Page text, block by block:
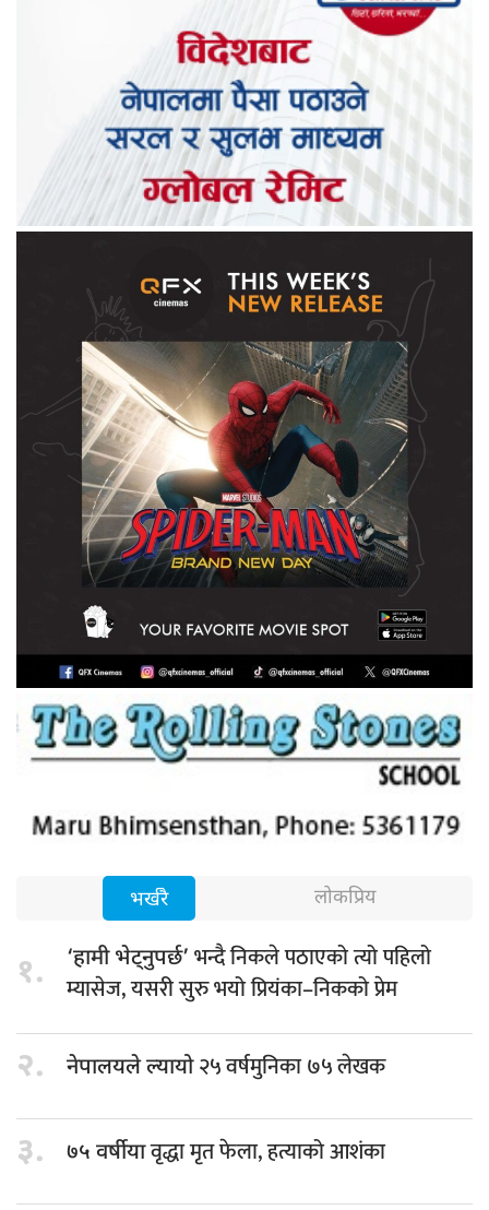
भर्खरै लोकप्रिय
१. ‘हामी भेट्नुपर्छ’ भन्दै निकले पठाएको त्यो पहिलो
म्यासेज, यसरी सुरु भयो प्रियंका–निकको प्रेम
२. नेपालयले ल्यायो२५ वर्षमुनिका ७५ लेखक
३. ७५ वर्षीयावृद्धा मृत फेला, हत्याको आशंका